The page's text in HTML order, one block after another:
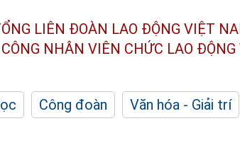
LIÊN ĐOÀN LAO ĐỘNG VIỆT
NHÂN VIÊN CHỨC LAO ĐỘNG
Công đoàn
Văn hóa - Giải trí